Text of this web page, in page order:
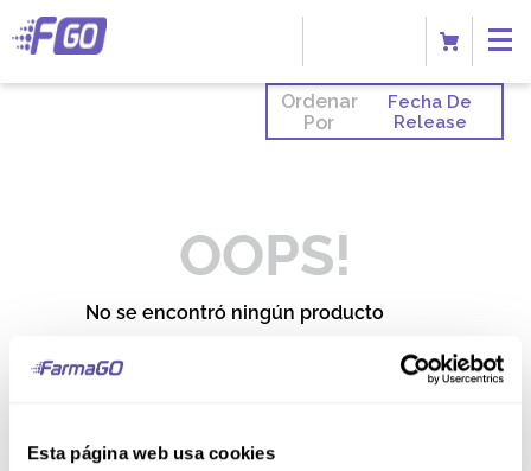
Esta página web usa cookies
Ordenar
Por
Fecha De
Release
OOPS!
No se encontró ningún producto
Intenta utilizar una sola palabra